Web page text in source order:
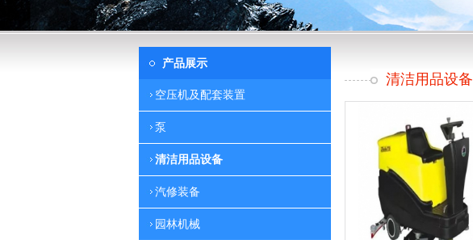
产品展示
空压机及配套装置
泵
清洁用品设备
汽修装备
园林机械
清洁用品设备